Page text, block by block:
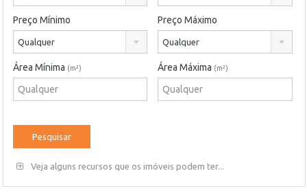
Preço Mínimo
Qualquer
Preço Máximo
Qualquer
Área Mínima (m²) Área Máxima (m²)
Veja alguns recursos que os imóveis podem ter...